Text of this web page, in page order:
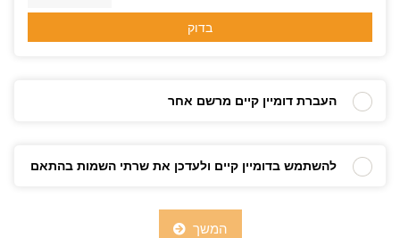
בדוק
העברת דומיין קיים מרשם אחר
להשתמש בדומיין קיים ולעדכן את שרתי השמות בהתאם
המשך